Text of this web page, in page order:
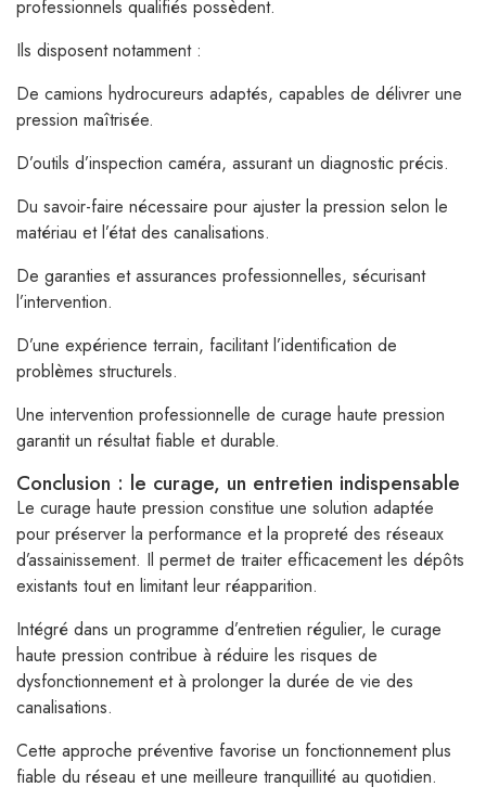
professionnels qualifiés possèdent.
Ils disposent notamment :
De camions hydrocureurs adaptés, capables de délivrer une
pression maîtrisée.
D’outils d’inspection caméra, assurant un diagnostic précis.
Du savoir-faire nécessaire pour ajuster la pression selon le
matériau et l’état des canalisations.
De garanties et assurances professionnelles, sécurisant
l’intervention.
D’une expérience terrain, facilitant l’identification de
problèmes structurels.
Une intervention professionnelle de curage haute pression
garantit un résultat fiable et durable.
Conclusion : le curage, un entretien indispensable
Le curage haute pression constitue une solution adaptée
pour préserver la performance et la propreté des réseaux
d’assainissement. Il permet de traiter efficacement les dépôts
existants tout en limitant leur réapparition.
Intégré dans un programme d’entretien régulier, le curage
haute pression contribue à réduire les risques de
dysfonctionnement et à prolonger la durée de vie des
canalisations.
Cette approche préventive favorise un fonctionnement plus
fiable du réseau et une meilleure tranquillité au quotidien.